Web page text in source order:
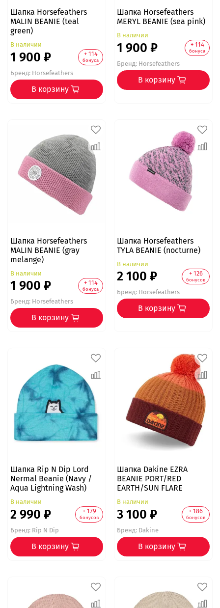
Шапка Horsefeathers
MALIN BEANIE (teal
green)
В наличии
1 900 ₽ + 114
бонуса
Бренд:Horsefeathers
В корзину
Шапка Horsefeathers
MERYL BEANIE (sea pink)
В наличии
1 900 ₽ + 114
бонуса
Бренд:Horsefeathers
В корзину
Шапка Horsefeathers
MALIN BEANIE (gray
melange)
В наличии
1 900 ₽ + 114
бонуса
Бренд:Horsefeathers
В корзину
Шапка Horsefeathers
TYLA BEANIE (nocturne)
В наличии
2 100 ₽ + 126
бонусов
Бренд:Horsefeathers
В корзину
Шапка Rip N Dip Lord
Nermal Beanie (Navy /
Aqua Lightning Wash)
В наличии
2 990 ₽ + 179
бонусов
Бренд:Rip N Dip
В корзину
Шапка Dakine EZRA
BEANIE PORT/RED
EARTH/SUN FLARE
В наличии
3 100 ₽ + 186
бонусов
Бренд:Dakine
В корзину